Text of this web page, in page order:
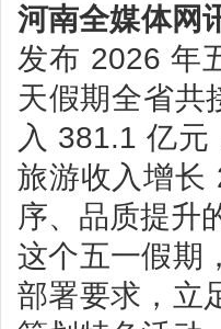
河南全媒体网
发布 2026 年
天假期全省共
入 381.1 亿
旅游收入增长
序、品质提升
这个五一假期
部署要求，立